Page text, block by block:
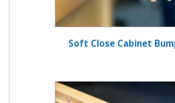
Soft Close Cabinet